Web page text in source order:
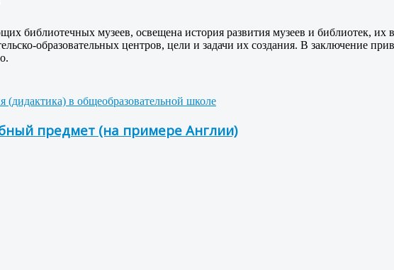
библиотечных музеев, освещена история развития музеев и библиотек,
образовательных центров, цели и задачи их создания. В заключение
(дидактика) в общеобразовательной школе
предмет (на примере Англии)